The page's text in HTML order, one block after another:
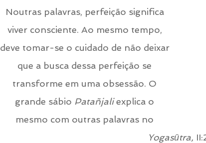
Noutras palavras, perfeição significa
viver consciente. Ao mesmo tempo,
deve tomar-se o cuidado de não deixar
que a busca dessa perfeição se
transforme em uma obsessão. O
grande sábio Patañjali explica o
mesmo com outras palavras no
Yogasūtra,